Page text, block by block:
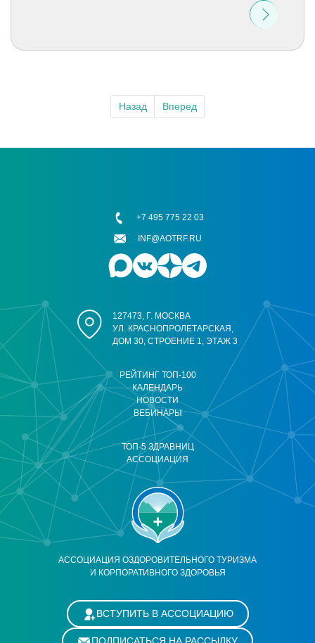
Назад Вперед
АССОЦИАЦИЯ ОЗДОРОВИТЕЛЬНОГО ТУРИЗМА
И КОРПОРАТИВНОГО ЗДОРОВЬЯ
РЕЙТИНГ ТОП-100
КАЛЕНДАРЬ
НОВОСТИ
ВЕБИНАРЫ
ТОП-5 ЗДРАВНИЦ
АССОЦИАЦИЯ
127473, Г. МОСКВА
УЛ. КРАСНОПРОЛЕТАРСКАЯ,
ДОМ 30, СТРОЕНИЕ 1, ЭТАЖ 3
+7 495 775 22 03
INF@AOTRF.RU
ВСТУПИТЬ В АССОЦИАЦИЮ